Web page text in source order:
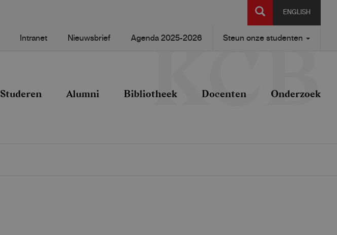
ENGLISH
SEARCH
Intranet Nieuwsbrief Agenda 2025-2026 Steun onze studenten
Studeren Alumni Bibliotheek Docenten Onderzoek